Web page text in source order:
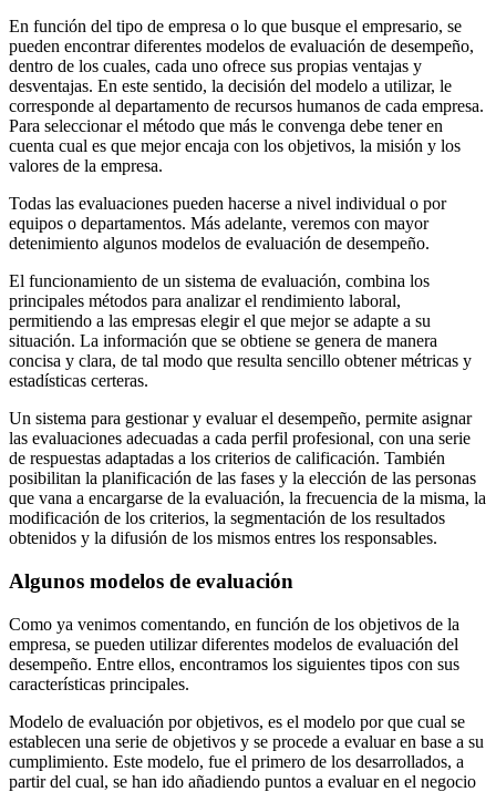
En función del tipo de empresa o lo que busque el empresario, se
pueden encontrar diferentes modelos de evaluación de desempeño,
dentro de los cuales, cada uno ofrece sus propias ventajas y
desventajas. En este sentido, la decisión del modelo a utilizar, le
corresponde al departamento de recursos humanos de cada empresa.
Para seleccionar el método que más le convenga debe tener en
cuenta cual es que mejor encaja con los objetivos, la misión y los
valores de la empresa.
Todas las evaluaciones pueden hacerse a nivel individual o por
equipos o departamentos. Más adelante, veremos con mayor
detenimiento algunos modelos de evaluación de desempeño.
El funcionamiento de un sistema de evaluación, combina los
principales métodos para analizar el rendimiento laboral,
permitiendo a las empresas elegir el que mejor se adapte a su
situación. La información que se obtiene se genera de manera
concisa y clara, de tal modo que resulta sencillo obtener métricas y
estadísticas certeras.
Un sistema para gestionar y evaluar el desempeño, permite asignar
las evaluaciones adecuadas a cada perfil profesional, con una serie
de respuestas adaptadas a los criterios de calificación. También
posibilitan la planificación de las fases y la elección de las personas
que vana a encargarse de la evaluación, la frecuencia de la misma, la
modificación de los criterios, la segmentación de los resultados
obtenidos y la difusión de los mismos entres los responsables.
Algunos modelos de evaluación
Como ya venimos comentando, en función de los objetivos de la
empresa, se pueden utilizar diferentes modelos de evaluación del
desempeño. Entre ellos, encontramos los siguientes tipos con sus
características principales.
Modelo de evaluación por objetivos, es el modelo por que cual se
establecen una serie de objetivos y se procede a evaluar en base a su
cumplimiento. Este modelo, fue el primero de los desarrollados, a
partir del cual, se han ido añadiendo puntos a evaluar en el negocio